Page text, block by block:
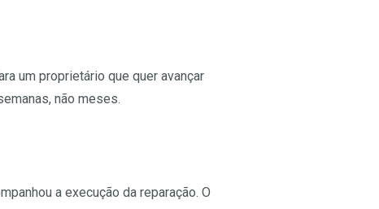
um proprietário que quer avançar
não meses.
a execução da reparação. O